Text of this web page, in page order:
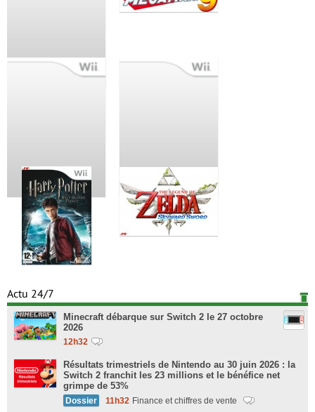
Actu 24/7
Minecraft débarque sur Switch 2 le 27 octobre
2026
12h32
Résultats trimestriels de Nintendo au 30 juin 2026 : la
Switch 2 franchit les 23 millions et le bénéfice net
grimpe de 53%
Dossier 11h32 Finance et chiffres de vente